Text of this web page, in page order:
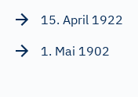
15. April 1922
1. Mai 1902